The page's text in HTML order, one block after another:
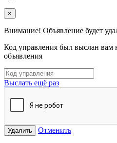
×
Внимание! Объявление будет
Код управления был выслан вам
объявления
Выслать ещё раз
Удалить Отменить